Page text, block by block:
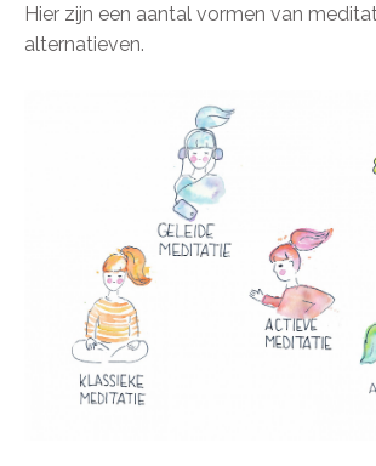
Hier zijn een aantal vormen van
alternatieven.